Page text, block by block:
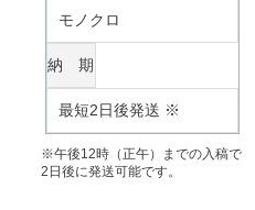
モノクロ
納 期
最短2日後発送 ※
※午後12時（正午）までの入稿で
2日後に発送可能です。